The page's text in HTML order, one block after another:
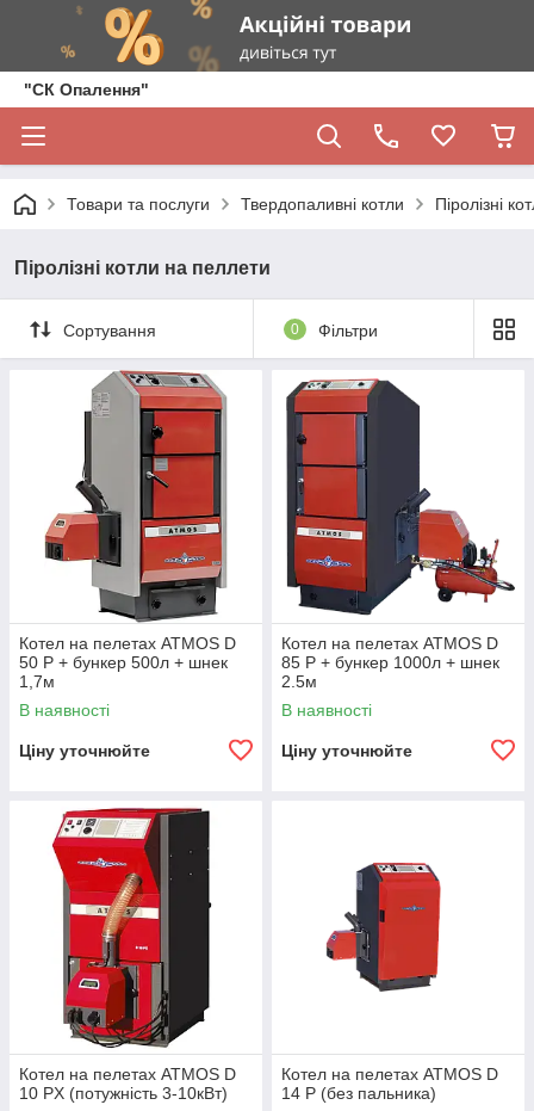
"СК Опалення"
Товари та послуги Твердопаливні котли Піролізні
Піролізні котли на пеллети
Сортування 0 Фільтри
Котел на пелетах ATMOS D
50 P + бункер 500л + шнек
1,7м
В наявності
Ціну уточнюйте
Котел на пелетах ATMOS D
85 P + бункер 1000л + шнек
2.5м
В наявності
Ціну уточнюйте
Котел на пелетах ATMOS D
10 PX (потужність 3-10кВт)
Котел на пелетах ATMOS D
14 P (без пальника)